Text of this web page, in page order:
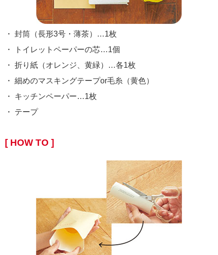
・ 封筒（長形3号・薄茶）…1枚
・ トイレットペーパーの芯…1個
・ 折り紙（オレンジ、黄緑）…各1枚
・ 細めのマスキングテープor毛糸（黄色）
・ キッチンペーパー…1枚
・ テープ
[ HOW TO ]